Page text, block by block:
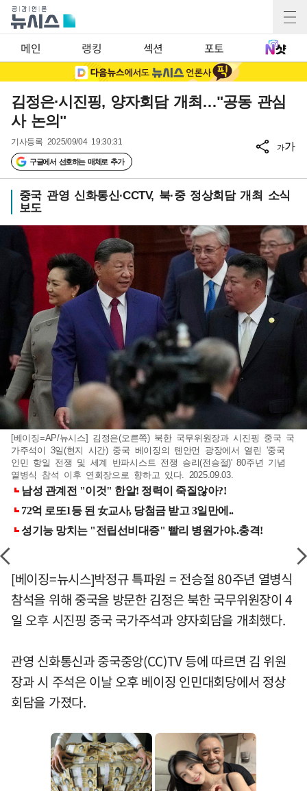
메인 랭킹 섹션 포토
김정은·시진핑, 양자회담 개최…"공동 관심
사 논의"
기사등록 2025/09/04 19:30:31
구글에서 선호하는 매체로 추가
가가
중국 관영 신화통신·CCTV, 북·중 정상회담 개최 소식
보도
[베이징=AP/뉴시스] 김정은(오른쪽) 북한 국무위원장과 시진핑 중국 국
가주석이 3일(현지 시간) 중국 베이징의 톈안먼 광장에서 열린 '중국
인민 항일 전쟁 및 세계 반파시스트 전쟁 승리(전승절)' 80주년 기념
열병식 참석 이후 연회장으로 향하고 있다. 2025.09.03.
[베이징=뉴시스]박정규 특파원 = 전승절 80주년 열병식
참석을 위해 중국을 방문한 김정은 북한 국무위원장이 4
일 오후 시진핑 중국 국가주석과 양자회담을 개최했다.
관영 신화통신과 중국중앙(CC)TV 등에 따르면 김 위원
장과 시 주석은 이날 오후 베이징 인민대회당에서 정상
회담을 가졌다.